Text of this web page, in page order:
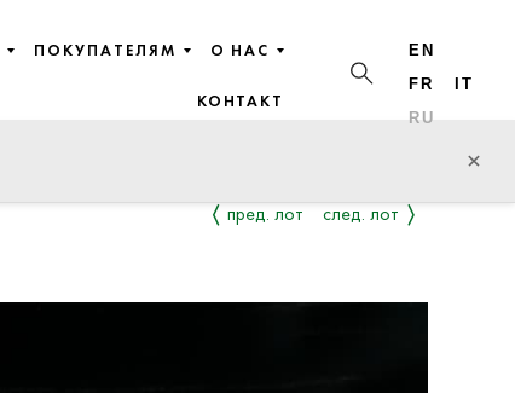
ПОКУПАТЕЛЯМ О НАС
КОНТАКТ
EN
FR
IT
RU
×
пред. лот след. лот